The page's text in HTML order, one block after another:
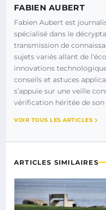
FABIEN AUBERT
Fabien Aubert est
spécialisé dans le
transmission de
sujets variés allant de
innovations
conseils et astuces
s’appuie sur une veille
vérification héritée de
VOIR TOUS LES ARTICLES
ARTICLES SIMILAIRES